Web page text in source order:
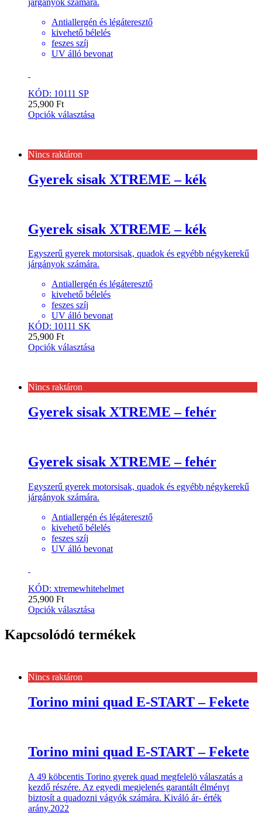
Antiallergén és légáteresztő
kivehető bélelés
feszes szíj
UV álló bevonat
KÓD: 10111 SP
25,900 Ft
Opciók választása
Nincs raktáron
Gyerek sisak XTREME – kék
Gyerek sisak XTREME – kék
Egyszerű gyerek motorsisak, quadok és egyébb négykerekű
járgányok számára.
Antiallergén és légáteresztő
kivehető bélelés
feszes szíj
UV álló bevonat
KÓD: 10111 SK
25,900 Ft
Opciók választása
Nincs raktáron
Gyerek sisak XTREME – fehér
Gyerek sisak XTREME – fehér
Egyszerű gyerek motorsisak, quadok és egyébb négykerekű
járgányok számára.
Antiallergén és légáteresztő
kivehető bélelés
feszes szíj
UV álló bevonat
KÓD: xtremewhitehelmet
25,900 Ft
Opciók választása
Kapcsolódó termékek
Nincs raktáron
Torino mini quad E-START – Fekete
Torino mini quad E-START – Fekete
A 49 köbcentis Torino gyerek quad megfelelö válaszatás a
kezdő részére. Az egyedi megjelenés garantált élményt
biztosít a quadozni vágyók számára. Kiváló ár- érték
arány.2022